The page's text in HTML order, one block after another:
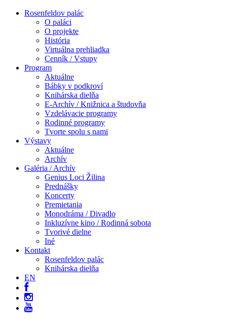
Rosenfeldov palác
O paláci
O projekte
História
Virtuálna prehliadka
Cenník / Vstupy
Program
Aktuálne
Bábky v podkroví
Knihárska dielňa
E-Archív / Knižnica a študovňa
Vzdelávacie programy
Rodinné programy
Tvorte spolu s nami
Výstavy
Aktuálne
Archív
Galéria / Archív
Genius Loci Žilina
Prednášky
Koncerty
Premietania
Monodráma / Divadlo
Inkluzívne kino / Rodinná sobota
Tvorivé dielne
Iné
Kontakt
Rosenfeldov palác
Knihárska dielňa
EN